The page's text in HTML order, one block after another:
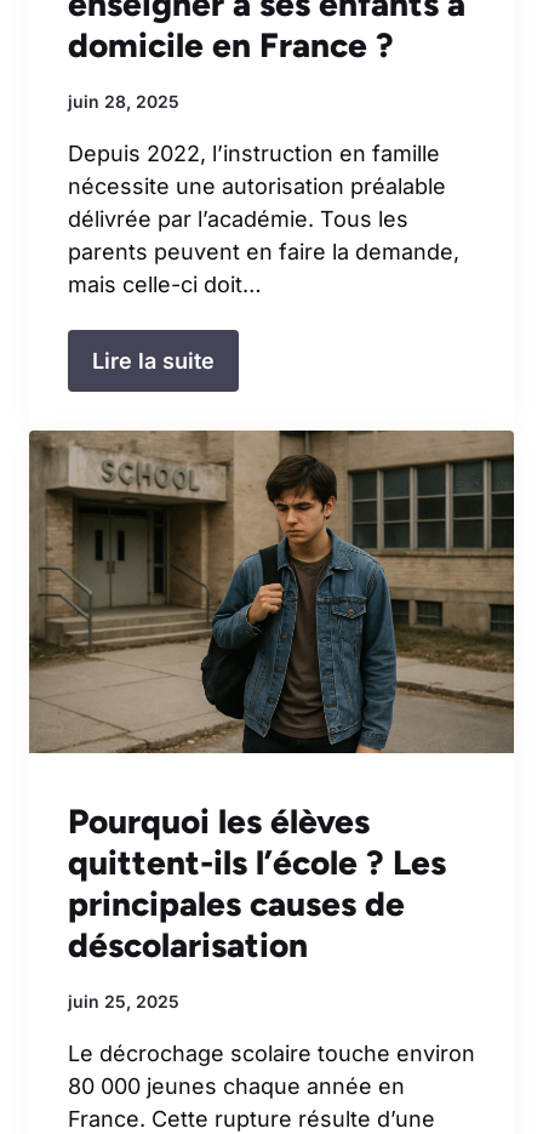
domicile en France ?
juin 28, 2025
Depuis 2022, l’instruction en famille
nécessite une autorisation préalable
délivrée par l’académie. Tous les
parents peuvent en faire la demande,
mais celle-ci doit…
Lire la suite
Pourquoi les élèves
quittent-ils l’école ? Les
principales causes de
déscolarisation
juin 25, 2025
Le décrochage scolaire touche environ
80 000 jeunes chaque année en
France. Cette rupture résulte d’une